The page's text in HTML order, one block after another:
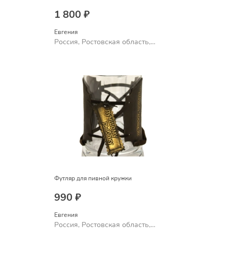
1 800 ₽
Евгения
Россия, Ростовская область,
Футляр для пивной кружки
990 ₽
Евгения
Россия, Ростовская область,